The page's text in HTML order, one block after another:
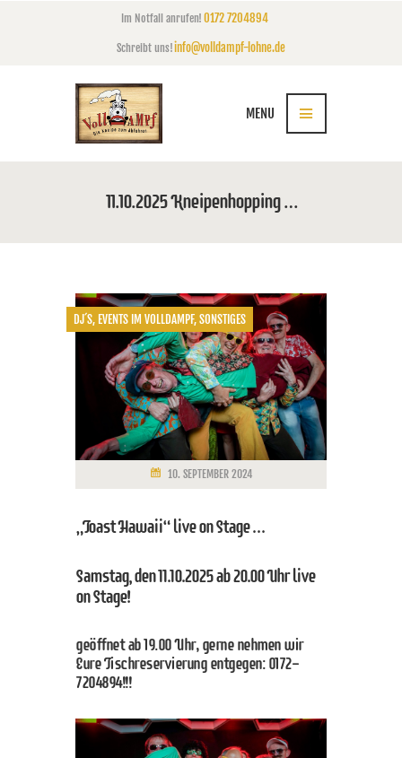
Im Notfall anrufen! 0172 7204894
Schreibt uns!info@volldampf-lohne.de
MENU
11.10.2025 Kneipenhopping …
DJ´S, EVENTS IM VOLLDAMPF,SONSTIGES
10. SEPTEMBER 2024
„Toast Hawaii“ live on Stage …
Samstag, den 11.10.2025 ab 20.00 Uhr live
on Stage!
geöffnet ab 19.00 Uhr, gerne nehmen wir
Eure Tischreservierung entgegen: 0172-
7204894!!!